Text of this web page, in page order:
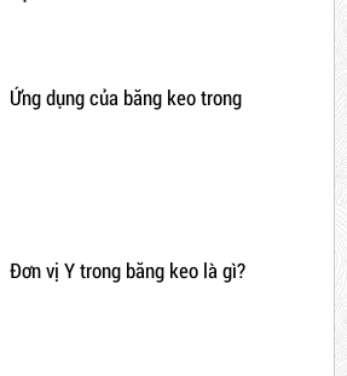
Ứng dụng của băng keo trong
Đơn vị Y trong băng keo là gì?